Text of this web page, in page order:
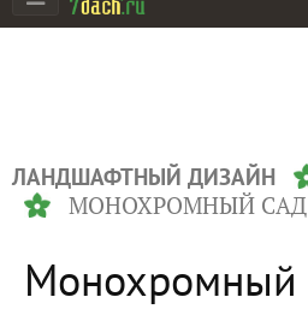
ЛАНДШАФТНЫЙ ДИЗАЙН
МОНОХРОМНЫЙ САД
Монохромный